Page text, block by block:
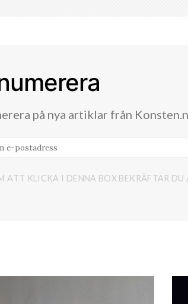
på nya artiklar från
ATT KLICKA I DENNA BOX BEKRÄFTAR